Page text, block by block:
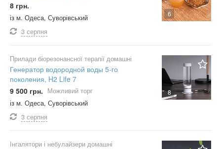
6
8 грн.
із м. Одеса, Суворівський
3 серпня
8
Прилади біорезонансної терапії домашні
Генератор водородной воды 5-го
поколения, H2 Life 7
9 500 грн. Можливий торг
із м. Одеса, Суворівський
3 серпня
Інгалятори і небулайзери домашні